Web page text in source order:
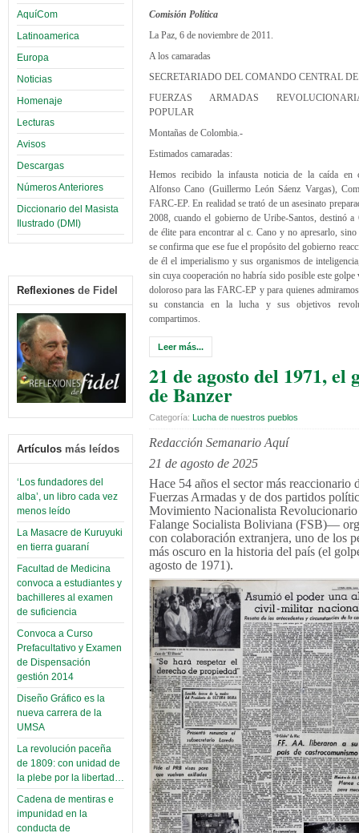
AquíCom
Latinoamerica
Europa
Noticias
Homenaje
Lecturas
Avisos
Descargas
Números Anteriores
Diccionario del Masista
Ilustrado (DMI)
Reflexiones de Fidel
Artículos más leídos
‘Los fundadores del
alba’, un libro cada vez
menos leído
La Masacre de Kuruyuki
en tierra guaraní
Facultad de Medicina
convoca a estudiantes y
bachilleres al examen
de suficiencia
Convoca a Curso
Prefacultativo y Examen
de Dispensación
gestión 2014
Diseño Gráfico es la
nueva carrera de la
UMSA
La revolución paceña
de 1809: con unidad de
la plebe por la libertad…
Cadena de mentiras e
impunidad en la
conducta de
Comisión Política
La Paz, 6 de noviembre de 2011.
A los camaradas
SECRETARIADO DEL COMANDO CENTRAL
FUERZAS ARMADAS
POPULAR
Montañas de Colombia.-
Estimados camaradas:
Hemos recibido la infausta noticia de la caída en
Alfonso Cano (Guillermo León Sáenz Vargas),
FARC-EP. En realidad se trató de un asesinato
2008, cuando el gobierno de Uribe-Santos, destinó a
de élite para encontrar al c. Cano y no apresarlo,
se confirma que ese fue el propósito del gobierno
de él el imperialismo y sus organismos de
sin cuya cooperación no habría sido posible este golpe
doloroso para las FARC-EP y para quienes
su constancia en la lucha y sus objetivos
compartimos.
Leer más...
21 de agosto del 1971, el
de Banzer
Categoría: Lucha de nuestros pueblos
Redacción Semanario Aquí
21 de agosto de 2025
Hace 54 años el sector más reaccionario
Fuerzas Armadas y de dos partidos
Movimiento Nacionalista
Falange Socialista Boliviana (FSB)—
con colaboración extranjera, uno de los
más oscuro en la historia del país (el
agosto de 1971).